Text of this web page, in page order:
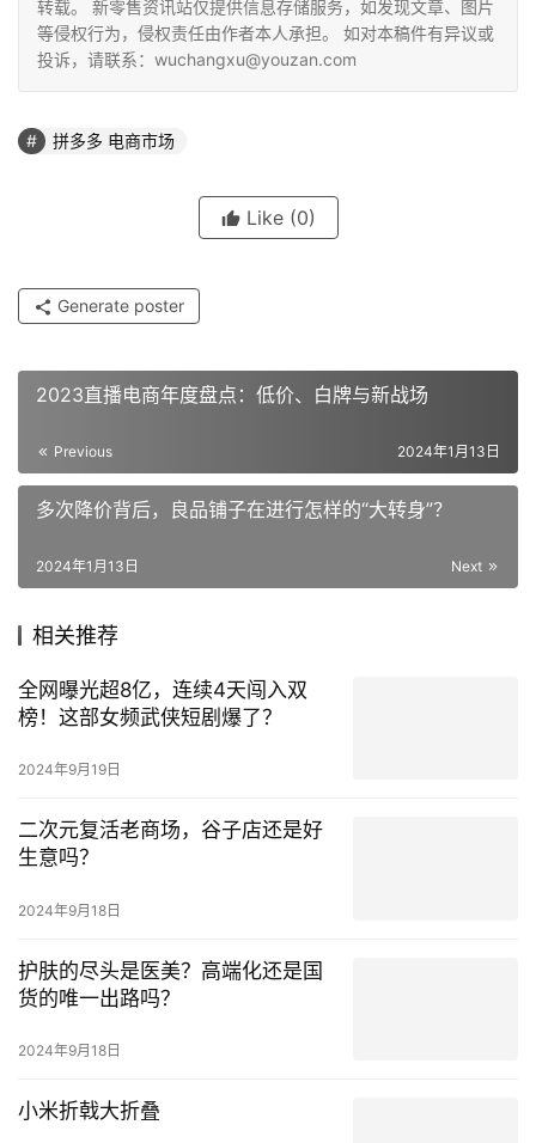
如今中国跨境电商在海外市场取得成绩来之不易，但“打江
地，想要抢夺回来就难上加难。中国企业出海都要爱惜羽毛
伤。媒体了解到，在出海的企业巨头中，Temu始终没有获
级已经跌到了2星以下。FT中文网调查显示，Temu过去一
还多。因为“安全问题”谷歌应用商店曾将拼多多下架，已经
言人埃德·费尔南德斯说道，“出于安全考虑，我们将继续调查
集体出海带来阴霾，留下了隐患。2023年6月美国众议院发
税规定，涉嫌逃避关税和海关检查。而且还指控Temu供应
迹”不多了。但是无论如何，侵权上瘾绝不是一门好的“成功学
声明： 该内容为作者独立观点，不代表新零售资讯观点或立
场，文章为网友投稿上传，版权归原作者所有，未经允许不得
等侵权行为，侵权责任由作者本人承担。 如对本稿件有异议或
Like(0)
Generate poster
2023直播电商年度盘点：低价、白牌与新战场
Previous
多次降价背后，良品铺子在进行怎样的“大转身”？